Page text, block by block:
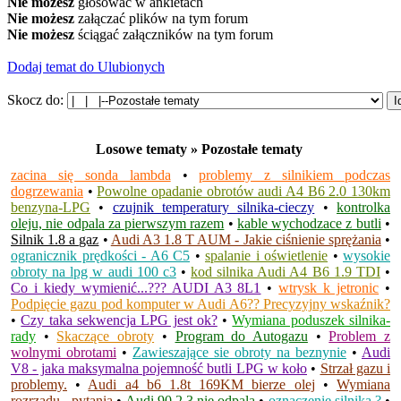
Nie możesz załączać plików na tym forum
Nie możesz ściągać załączników na tym forum
Dodaj temat do Ulubionych
Skocz do:
Losowe tematy » Pozostałe tematy
zacina się sonda lambda •problemy z silnikiem podczas
dogrzewania •Powolne opadanie obrotów audi A4 B6 2.0 130km
benzyna-LPG • czujnik temperatury silnika-cieczy •kontrolka
oleju, nie odpala za pierwszym razem • kable wychodzace z butli •
Silnik 1.8 a gaz • Audi A3 1.8 T AUM - Jakie ciśnienie sprężania •
ogranicznik prędkości - A6 C5 • spalanie i oświetlenie • wysokie
obroty na lpg w audi 100 c3•kod silnika Audi A4 B6 1.9 TDI•
Co i kiedy wymienić...??? AUDI A3 8L1
•wtrysk k jetronic •
Podpięcie gazu pod komputer w Audi A6?? Precyzyjny wskaźnik?
•Czy taka sekwencja LPG jest ok?•Wymiana poduszek silnika-
rady • Skaczące obroty • Program do Autogazu •Problem z
wolnymi obrotami • Zawieszające sie obroty na beznynie • Audi
V8 - jaka maksymalna pojemność butli LPG w koło • Strzał gazu i
problemy. • Audi a4 b6 1.8t 169KM bierze olej •Wymiana